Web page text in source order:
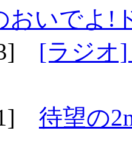
おいでよ!
[ラジオ]
待望の